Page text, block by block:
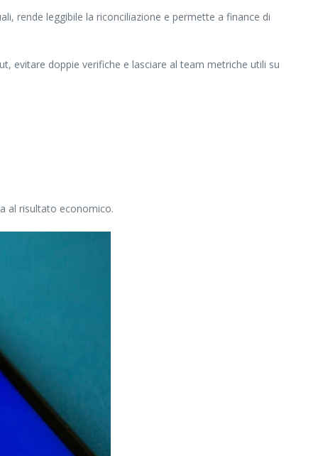
rende leggibile la riconciliazione e permette a finance di
evitare doppie verifiche e lasciare al team metriche utili su
al risultato economico.